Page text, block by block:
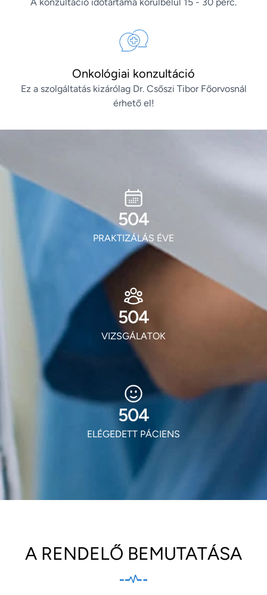
Onkológiai konzultáció
Ez a szolgáltatás kizárólag Dr. Csőszi Tibor Főorvosnál
érhető el!
609
PRAKTIZÁLÁS ÉVE
609
VIZSGÁLATOK
609
ELÉGEDETT PÁCIENS
A RENDELŐ BEMUTATÁSA